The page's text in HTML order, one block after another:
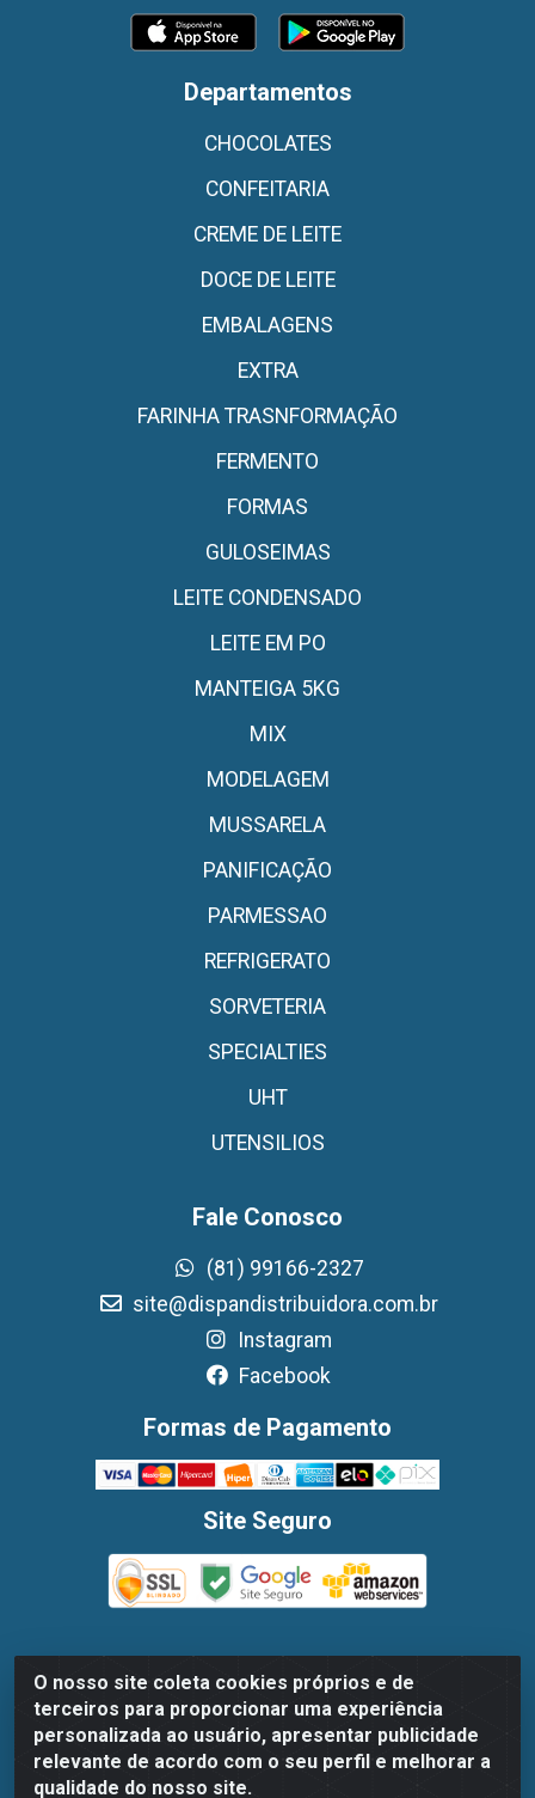
O nosso site coleta cookies próprios e de
terceiros para proporcionar uma experiência
personalizada ao usuário, apresentar publicidade
relevante de acordo com o seu perfil e melhorar a
qualidade do nosso site.
Departamentos
CHOCOLATES
CONFEITARIA
CREME DE LEITE
DOCE DE LEITE
EMBALAGENS
EXTRA
FARINHA TRASNFORMAÇÃO
FERMENTO
FORMAS
GULOSEIMAS
LEITE CONDENSADO
LEITE EM PO
MANTEIGA 5KG
MIX
MODELAGEM
MUSSARELA
PANIFICAÇÃO
PARMESSAO
REFRIGERATO
SORVETERIA
SPECIALTIES
UHT
UTENSILIOS
Fale Conosco
(81) 99166-2327
site@dispandistribuidora.com.br
Instagram
Facebook
Formas de Pagamento
Site Seguro
Dispan Distribuidora de Alimentos LTDA - Avenida
Marechal Mascarenhas De Moraes, 1048- Imbiribeira,
Recife/PE - CEP 51.170-000 - CNPJ 30.779.584/0003-78